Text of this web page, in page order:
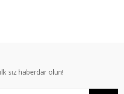
siz haberdar olun!